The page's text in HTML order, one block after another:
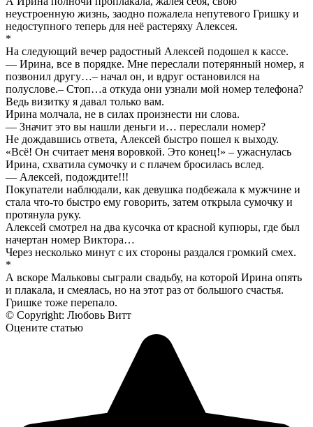
неустроенную жизнь, заодно пожалела непутевого Гришку и
недоступного теперь для неё растеряху Алексея.
*
На следующий вечер радостный Алексей подошел к кассе.
— Ирина, все в порядке. Мне переслали потерянный номер, я
позвонил другу…– начал он, и вдруг остановился на
полуслове.– Стоп…а откуда они узнали мой номер телефона?
Ведь визитку я давал только вам.
Ирина молчала, не в силах произнести ни слова.
— Значит это вы нашли деньги и… переслали номер?
Не дождавшись ответа, Алексей быстро пошел к выходу.
«Всё! Он считает меня воровкой. Это конец!» – ужаснулась
Ирина, схватила сумочку и с плачем бросилась вслед.
— Алексей, подождите!!!
Покупатели наблюдали, как девушка подбежала к мужчине и
стала что-то быстро ему говорить, затем открыла сумочку и
протянула руку.
Алексей смотрел на два кусочка от красной купюры, где был
начертан номер Виктора…
Через несколько минут с их стороны раздался громкий смех.
*
А вскоре Мальковы сыграли свадьбу, на которой Ирина опять
и плакала, и смеялась, но на этот раз от большого счастья.
Гришке тоже перепало.
© Copyright: Любовь Витт
Оцените статью